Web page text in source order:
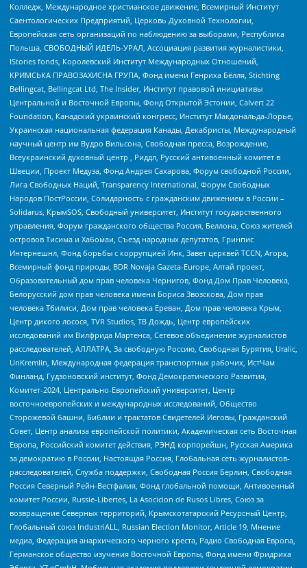
Колледж, Международное христианское движение, Всемирный Институт
Саентологических Предприятий, Церковь Духовной Технологии,
Европейская сеть организаций по наблюдению за выборами, Республика
Польша, СВОБОДНЫЙ ИДЕЛЬ-УРАЛ, Ассоциация развития журналистики,
IStories fonds, Королевский Институт Международных Отношений,
КРИМСЬКА ПРАВОЗАХИСНА ГРУПА, Фонд имени Генриха Бёлля, Stichting
Bellingcat, Bellingcat Ltd, The Insider, Институт правовой инициативы
Центральной и Восточной Европы, Фонд Открытой Эстонии, Calvert 22
Foundation, Канадский украинский конгресс, Институт Макдональда-Лорье,
Украинская национальная федерация Канады, Декабристы, Международный
научный центр им Вудро Вильсона, Свободная пресса, Возрождение,
Всеукраинский духовный центр , Риддл, Русский антивоенный комитет в
Швеции, Проект Медуза, Фонд Андрея Сахарова, Форум свободной России,
Лига Свободных Наций, Transparеncy International, Форум Свободных
Народов ПостРоссии, Солидарность с гражданским движением в России –
Solidarus, КрымSOS, Свободный университет, Институт государственного
управления, Форум гражданского общества Россия, Беллона, Союз жителей
островов Тисима и Хабомаи, Съезд народных депутатов, Гринпис
Интернешнл, Фонд борьбы с коррупцией Инк, Завет церквей TCCN, Агора,
Всемирный фонд природы, BDR Novaja Gazeta-Europe, Алтай проект,
Образовательный дом прав человека Чернигов, Фонд Дом Прав Человека,
Белорусский дом прав человека имени Бориса Звозскова, Дом прав
человека Тбилиси, Дом прав человека Ереван, Дом прав человека Крым,
Центр дикого лосося, TVR Studios, ТВ Дождь, Центр европейских
исследований им Вилфрида Мартенса, Сетевое объединение журналистов
расследователей, АЛЛАТРА, За свободную Россию, Свободная Бурятия, Uralic,
UnKremlin, Международная федерация транспортных рабочих, ИстЧам
Финланд, Гудзоновский институт, Фонд Демократического Развития,
Комитет-2024, Центрально-Европейский университет, Центр
восточноевропейских и международных исследований, Общество
Сторожевой башни, Библии и трактатов Свидетелей Иеговы, Гражданский
Совет, Центр анализа европейской политики, Академическая сеть Восточная
Европа, Российский комитет действия, РЭНД корпорейшн, Русская Америка
за демократию в России, Настоящая Россия, Глобальная сеть журналистов-
расследователей, Служба поддержки, Свободная Россия Берлин, Свободная
Россия Северный Рейн-Вестфалия, Фонд глобальной помощи, Антивоенный
комитет России, Russie-Libertes, La Asocicion de Rusos Libres, Союз за
возвращение Северных территорий, Крымскотатарский Ресурсный Центр,
Глобальный союз IndustriALL, Russian Election Monitor, Article 19, Мнение
медиа, Федерация анархического черного креста, Радио Свободная Европа,
Германское общество изучения Восточной Европы, Фонд имени Фридриха